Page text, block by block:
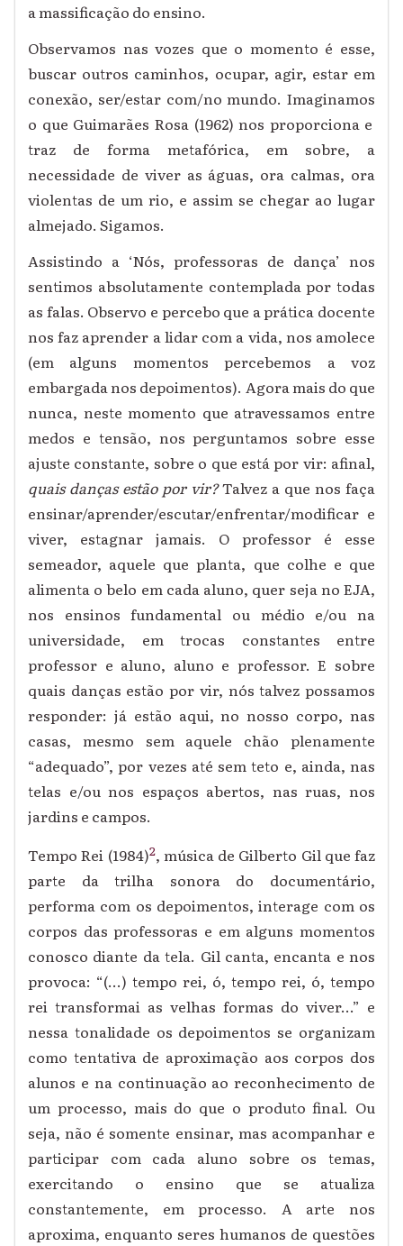
a massificação do ensino.
Observamos nas vozes que o momento é esse,
buscar outros caminhos, ocupar, agir, estar em
conexão, ser/estarcom/no mundo. Imaginamos
o que Guimarães Rosa (1962) nos proporciona e
traz de forma metafórica, em sobre, a
necessidade de viver as águas, ora calmas, ora
violentas de um rio, e assim se chegar ao lugar
almejado. Sigamos.
Assistindo a ‘Nós, professoras de dança’ nos
sentimos absolutamente contemplada por todas
as falas. Observo e percebo que a prática docente
nos faz aprender a lidar com a vida, nos amolece
(em alguns momentos percebemos a voz
embargada nos depoimentos). Agora mais do que
nunca, neste momento que atravessamos entre
medos e tensão, nos perguntamos sobre esse
ajuste constante, sobre o que está por vir: afinal,
quais danças estão por vir?Talvez a que nos faça
ensinar/aprender/escutar/enfrentar/modificar e
viver, estagnar jamais. O professor é esse
semeador, aquele que planta, que colhe e que
alimenta o belo em cada aluno, quer seja no EJA,
nos ensinos fundamental ou médio e/ou na
universidade, em trocas constantes entre
professor e aluno, aluno e professor. E sobre
quais danças estão por vir, nós talvez possamos
responder: já estão aqui,no nosso corpo,nas
casas, mesmo sem aquele chão plenamente
“adequado”, por vezes até sem teto e, ainda, nas
telas e/ou nos espaços abertos, nas ruas, nos
jardins e campos.
Tempo Rei (1984)2, música de Gilberto Gil que faz
parte da trilha sonora do documentário,
performa com os depoimentos, interage com os
corpos das professoras e em alguns momentos
conosco diante da tela. Gil canta, encanta e nos
provoca: “(...) tempo rei, ó, tempo rei, ó, tempo
rei transformai as velhas formas do viver...” e
nessa tonalidade os depoimentos se organizam
como tentativa de aproximação aos corpos dos
alunos e na continuação ao reconhecimento de
um processo, mais do que o produto final. Ou
seja, não é somente ensinar, mas acompanhar e
participar com cada aluno sobre os temas,
exercitando o ensino que se atualiza
constantemente, em processo. A arte nos
aproxima, enquanto seres humanos de questões